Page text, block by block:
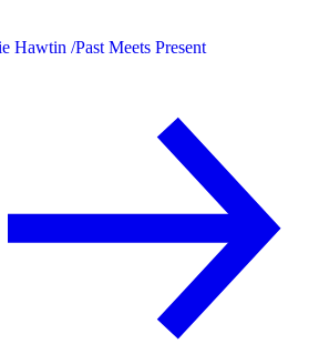
Hawtin /Past Meets Present